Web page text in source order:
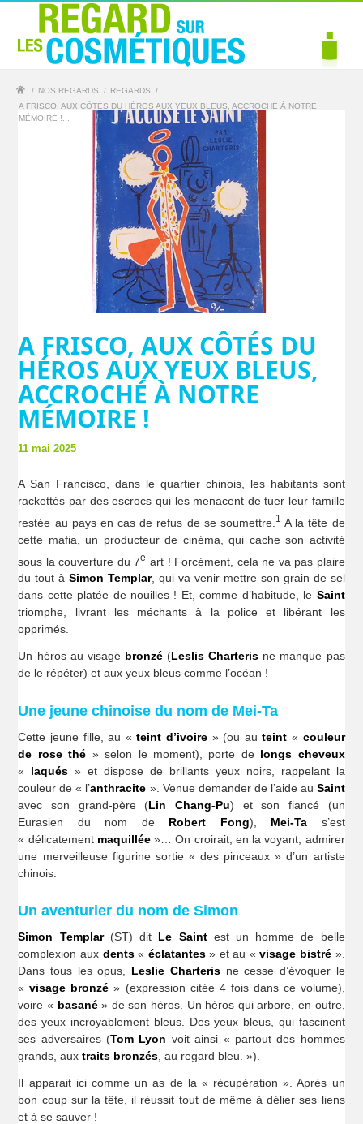
/ NOS REGARDS / REGARDS
/
A FRISCO, AUX CÔTÉS DU HÉROS AUX YEUX BLEUS, ACCROCHÉ À NOTRE
MÉMOIRE !...
A FRISCO, AUX CÔTÉS DU
HÉROS AUX YEUX BLEUS,
ACCROCHÉ À NOTRE
MÉMOIRE !
11 mai 2025
A San Francisco, dans le quartier chinois, les habitants sont
rackettés par des escrocs qui les menacent de tuer leur famille
restée au pays en cas de refus de se soumettre. 1 A la tête de
cette mafia, un producteur de cinéma, qui cache son activité
sous la couverture du 7e art ! Forcément, cela ne va pas plaire
du tout àSimon Templar, qui va venir mettre son grain de sel
dans cette platée de nouilles ! Et, comme d’habitude, le Saint
triomphe, livrant les méchants à la police et libérant les
opprimés.
Un héros au visage bronzé(Leslis Charteris ne manque pas
de le répéter) et aux yeux bleus comme l’océan !
Une jeune chinoise du nom de Mei-Ta
Cette jeune fille, au «teint d’ivoire » (ou auteint « couleur
de rose thé » selon le moment), porte de longs cheveux
« laqués » et dispose de brillants yeux noirs, rappelant la
couleur de « l’anthracite ». Venue demander de l’aide au Saint
avec son grand-père (Lin Chang-Pu) et son fiancé (un
Eurasien du nom de Robert Fong), Mei-Ta s’est
« délicatement maquillée»… On croirait, en la voyant, admirer
une merveilleuse figurine sortie « des pinceaux » d’un artiste
chinois.
Un aventurier du nom de Simon
Simon Templar(ST) dit Le Saintest un homme de belle
complexion aux dents« éclatantes» et au «visage bistré ».
Dans tous les opus, Leslie Charterisne cesse d’évoquer le
«visage bronzé » (expression citée 4 fois dans ce volume),
voire « basané» de son héros. Un héros qui arbore, en outre,
des yeux incroyablement bleus. Des yeux bleus, qui fascinent
ses adversaires (Tom Lyon voit ainsi « partout des hommes
grands, auxtraits bronzés , au regard bleu. »).
Il apparait ici comme un as de la « récupération ». Après un
bon coup sur la tête, il réussit tout de même à délier ses liens
et à se sauver !